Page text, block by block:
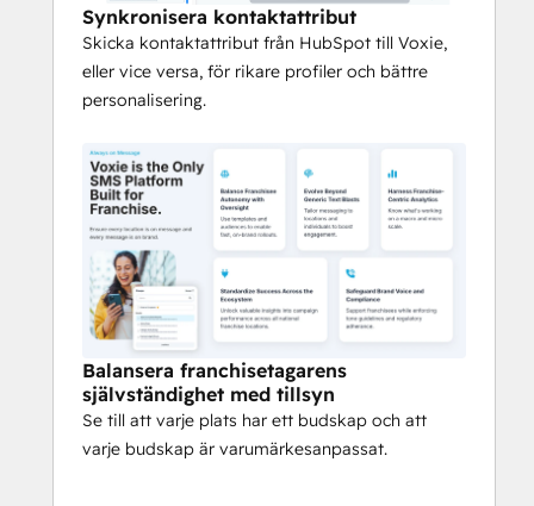
ekosystemet
Få värdefulla insikter om
kampanjprestanda på alla nationella
efterlevnad
Stöd franchisetagare samtidigt som du
upprätthåller riktlinjer för ton och
efterlevnad av regler.
Synkronisera kontaktattribut
Skicka kontaktattribut från HubSpot till Voxie,
eller vice versa, för rikare profiler och bättre
personalisering.
Balansera franchisetagarens
självständighet med tillsyn
Se till att varje plats har ett budskap och att
varje budskap är varumärkesanpassat.